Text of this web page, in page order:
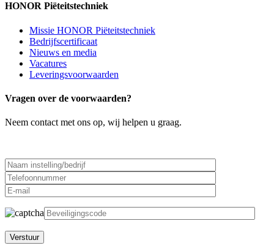
HONOR Piëteitstechniek
Missie HONOR Piëteitstechniek
Bedrijfscertificaat
Nieuws en media
Vacatures
Leveringsvoorwaarden
Vragen over de voorwaarden?
Neem contact met ons op, wij helpen u graag.